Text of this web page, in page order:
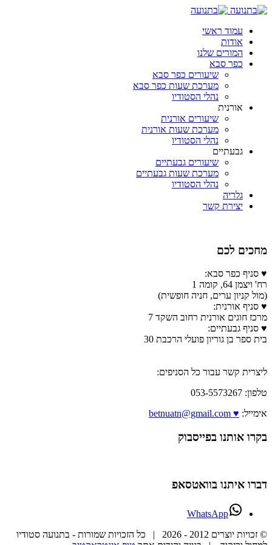
עמוד ראשי
אודות
המורים שלנו
כפר סבא
שיעורים כפר סבא
מערכת שעות כפר סבא
נהלי הסטודיו
אורנית
שיעורים אורנית
מערכת שעות אורנית
נהלי הסטודיו
גבעתיים
שיעורים גבעתיים
מערכת שעות גבעתיים
נהלי הסטודיו
גלריה
יצירת קשר
מחכים לכם
♥ סניף כפר סבא:
רח' ויצמן 64, קומה 1
(מול קניון ערים, חניה חופשית)
♥ סניף אורנית:
מרכז חוגים אורנית רחוב השקד 7
♥ סניף גבעתיים:
בית ספר בן גוריון פועלי הרכבת 30
ליצרית קשר עבור כל הסניפים:
טלפון: 053-5573267
אימייל: ♥ betnuatn@gmail.com
בקרו אותנו בפייסבוק
דברו איתנו בוואטסאפ
WhatsApp
© זכויות יוצרים 2012 -
2026 | כל הזכויות שמורות - בתנועה סטודיו